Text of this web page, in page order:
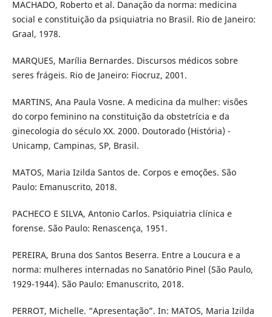
MACHADO, Roberto et al. Danação da norma: medicina
social e constituição da psiquiatria no Brasil. Rio de Janeiro:
Graal, 1978.
MARQUES, Marília Bernardes. Discursos médicos sobre
seres frágeis. Rio de Janeiro: Fiocruz, 2001.
MARTINS, Ana Paula Vosne. A medicina da mulher: visões
do corpo feminino na constituição da obstetrícia e da
ginecologia do século XX. 2000. Doutorado (História) -
Unicamp, Campinas, SP, Brasil.
MATOS, Maria Izilda Santos de. Corpos e emoções. São
Paulo: Emanuscrito, 2018.
PACHECO E SILVA, Antonio Carlos. Psiquiatria clínica e
forense. São Paulo: Renascença, 1951.
PEREIRA, Bruna dos Santos Beserra. Entre a Loucura e a
norma: mulheres internadas no Sanatório Pinel (São Paulo,
1929-1944). São Paulo: Emanuscrito, 2018.
PERROT, Michelle. “Apresentação”. In: MATOS, Maria Izilda